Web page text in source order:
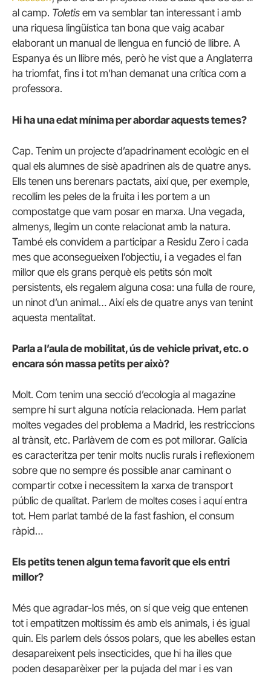
al camp. Toletis em va semblar tan interessant i amb
una riquesa lingüística tan bona que vaig acabar
elaborant un manual de llengua en funció de llibre. A
Espanya és un llibre més, però he vist que a Anglaterra
ha triomfat, fins i tot m’han demanat una crítica com a
professora.
Hi ha una edat mínima per abordar aquests temes?
Cap. Tenim un projecte d’apadrinament ecològic en el
qual els alumnes de sisè apadrinen als de quatre anys.
Ells tenen uns berenars pactats, així que, per exemple,
recollim les peles de la fruita i les portem a un
compostatge que vam posar en marxa. Una vegada,
almenys, llegim un conte relacionat amb la natura.
També els convidem a participar a Residu Zero i cada
mes que aconsegueixen l’objectiu, i a vegades el fan
millor que els grans perquè els petits són molt
persistents, els regalem alguna cosa: una fulla de roure,
un ninot d’un animal… Així els de quatre anys van tenint
aquesta mentalitat.
Parla a l’aula de mobilitat, ús de vehicle privat, etc. o
encara són massa petits per això?
Molt. Com tenim una secció d’ecologia al magazine
sempre hi surt alguna notícia relacionada. Hem parlat
moltes vegades del problema a Madrid, les restriccions
al trànsit, etc. Parlàvem de com es pot millorar. Galícia
es caracteritza per tenir molts nuclis rurals i reflexionem
sobre que no sempre és possible anar caminant o
compartir cotxe i necessitem la xarxa de transport
públic de qualitat. Parlem de moltes coses i aquí entra
tot. Hem parlat també de la fast fashion, el consum
ràpid…
Els petits tenen algun tema favorit que els entri
millor?
Més que agradar-los més, on sí que veig que entenen
tot i empatitzen moltíssim és amb els animals, i és igual
quin. Els parlem dels óssos polars, que les abelles estan
desapareixent pels insecticides, que hi ha illes que
poden desaparèixer per la pujada del mar i es van